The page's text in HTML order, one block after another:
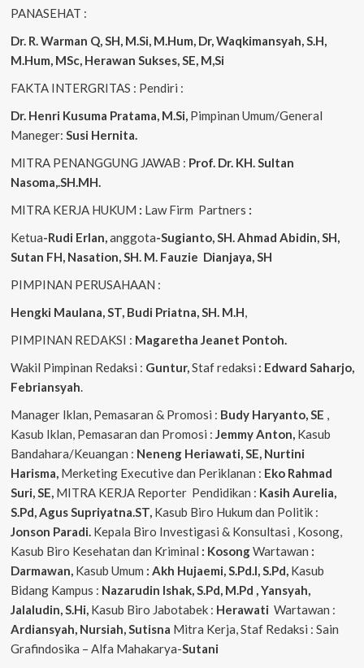
PANASEHAT :
Dr. R. Warman Q, SH, M.Si, M.Hum, Dr, Waqkimansyah, S.H,
M.Hum, MSc, Herawan Sukses, SE, M,Si
FAKTA INTERGRITAS : Pendiri :
Dr. Henri Kusuma Pratama, M.Si, Pimpinan Umum/General
Maneger: Susi Hernita.
MITRA PENANGGUNG JAWAB : Prof. Dr. KH. Sultan
Nasoma,.SH.MH.
MITRA KERJA HUKUM : Law Firm Partners :
Ketua-Rudi Erlan,anggota-Sugianto, SH. Ahmad Abidin, SH,
Sutan FH, Nasation, SH. M. Fauzie Dianjaya, SH
PIMPINAN PERUSAHAAN :
Hengki Maulana, ST, Budi Priatna, SH. M.H,
PIMPINAN REDAKSI : Magaretha Jeanet Pontoh.
Wakil Pimpinan Redaksi : Guntur,Staf redaksi : Edward Saharjo,
Febriansyah.
Manager Iklan, Pemasaran & Promosi : Budy Haryanto, SE ,
Kasub Iklan, Pemasaran dan Promosi : Jemmy Anton, Kasub
Bandahara/Keuangan : Neneng Heriawati, SE, Nurtini
Harisma, Merketing Executive dan Periklanan : Eko Rahmad
Suri, SE, MITRA KERJA Reporter Pendidikan : Kasih Aurelia,
S.Pd, AgusSupriyatna.ST, Kasub Biro Hukum dan Politik :
Jonson Paradi. Kepala Biro Investigasi & Konsultasi , Kosong,
Kasub Biro Kesehatan dan Kriminal : KosongWartawan :
Darmawan, Kasub Umum : Akh Hujaemi, S.Pd.I, S.Pd, Kasub
Bidang Kampus : Nazarudin Ishak, S.Pd, M.Pd , Yansyah,
Jalaludin, S.Hi, Kasub Biro Jabotabek : Herawati Wartawan :
Ardiansyah, Nursiah, Sutisna Mitra Kerja, Staf Redaksi : Sain
Grafindosika – Alfa Mahakarya-Sutani